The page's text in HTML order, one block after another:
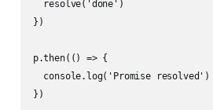
  resolve('done')
})
p.then(() => {
  console.log('Promise resolved')
})